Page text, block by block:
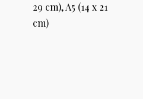
29 cm), A5 (14 x 21
cm)